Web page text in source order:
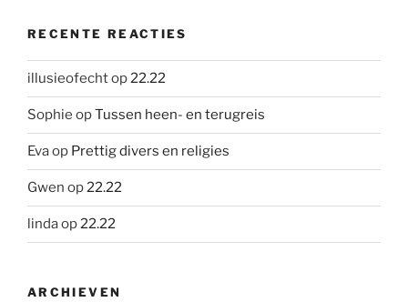
RECENTE REACTIES
illusieofechtop22.22
Sophie opTussen heen- en terugreis
Evaop Prettig divers en religies
Gwen op22.22
lindaop22.22
ARCHIEVEN